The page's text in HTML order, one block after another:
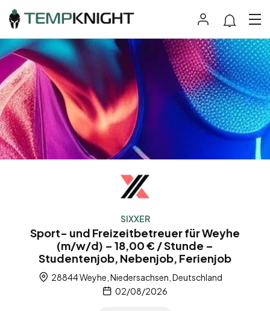
SIXXER
Sport- und Freizeitbetreuer für Weyhe
(m/w/d) – 18,00 € / Stunde –
Studentenjob, Nebenjob, Ferienjob
28844 Weyhe, Niedersachsen, Deutschland
02/08/2026